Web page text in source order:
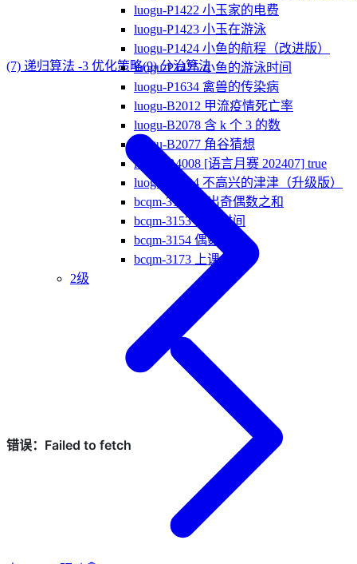
luogu-P1422 小玉家的电费
luogu-P1423 小玉在游泳
luogu-P1424 小鱼的航程（改进版）
luogu-P1425 小鱼的游泳时间
luogu-P1634 禽兽的传染病
luogu-B2012 甲流疫情死亡率
luogu-B2078 含 k 个 3 的数
luogu-B2077 角谷猜想
luogu-B4008 [语言月赛 202407] true
luogu-P1534 不高兴的津津（升级版）
bcqm-3151 输出奇偶数之和
bcqm-3153 订餐时间
bcqm-3154 偶数求和
bcqm-3173 上课点名
2级
(7) 递归算法 -3 优化策略(9) 分治算法